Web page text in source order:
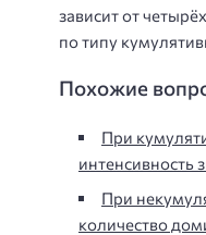
зависит от
по типу
Похожие
При
интенсивность
При
количество